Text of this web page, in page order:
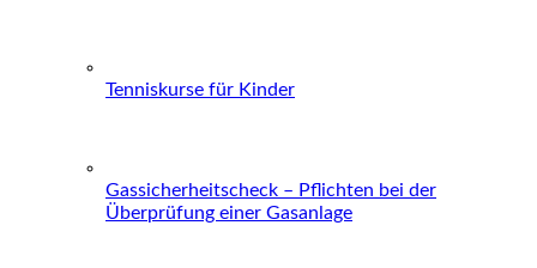
Tenniskurse für Kinder
Gassicherheitscheck – Pflichten bei der
Überprüfung einer Gasanlage